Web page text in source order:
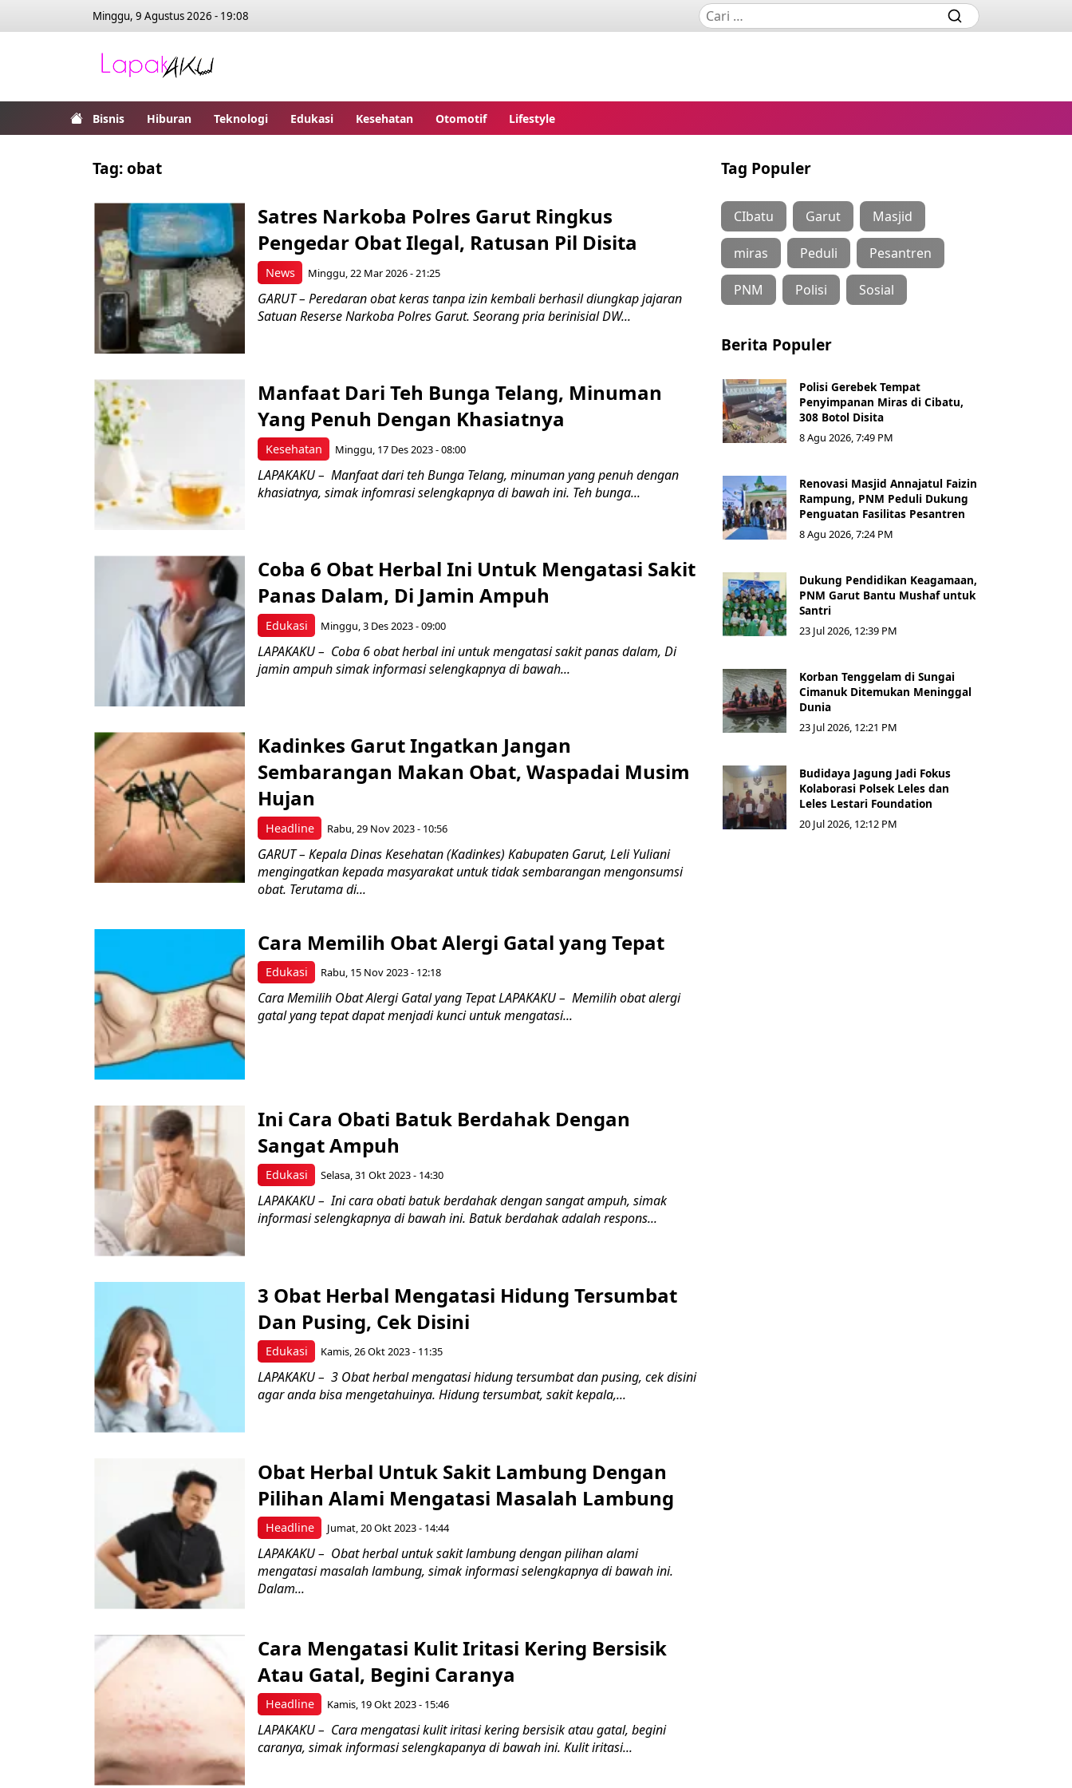
Minggu, 9 Agustus 2026 - 19:08
Bisnis Hiburan Teknologi Edukasi Kesehatan Otomotif Lifestyle
Tag:obat
News
Satres Narkoba Polres Garut Ringkus
Pengedar Obat Ilegal, Ratusan Pil Disita
Minggu, 22 Mar 2026 - 21:25
GARUT – Peredaran obat keras tanpa izin kembali berhasil diungkap jajaran
Satuan Reserse Narkoba Polres Garut. Seorang pria berinisial DW...
Kesehatan
Manfaat Dari Teh Bunga Telang, Minuman
Yang Penuh Dengan Khasiatnya
Minggu, 17 Des 2023 - 08:00
LAPAKAKU – Manfaat dari teh Bunga Telang, minuman yang penuh dengan
khasiatnya, simak infomrasi selengkapnya di bawah ini. Teh bunga...
Edukasi
Coba 6 Obat Herbal Ini Untuk Mengatasi Sakit
Panas Dalam, Di Jamin Ampuh
Minggu, 3 Des 2023 - 09:00
LAPAKAKU – Coba 6 obat herbal ini untuk mengatasi sakit panas dalam, Di
jamin ampuh simak informasi selengkapnya di bawah...
Headline
Kadinkes Garut Ingatkan Jangan
Sembarangan Makan Obat, Waspadai Musim
Hujan
Rabu, 29 Nov 2023 - 10:56
GARUT – Kepala Dinas Kesehatan (Kadinkes) Kabupaten Garut, Leli Yuliani
mengingatkan kepada masyarakat untuk tidak sembarangan mengonsumsi
obat. Terutama di...
Edukasi
Cara Memilih Obat Alergi Gatal yang Tepat
Rabu, 15 Nov 2023 - 12:18
Cara Memilih Obat Alergi Gatal yang Tepat LAPAKAKU – Memilih obat alergi
gatal yang tepat dapat menjadi kunci untuk mengatasi...
Edukasi
Ini Cara Obati Batuk Berdahak Dengan
Sangat Ampuh
Selasa, 31 Okt 2023 - 14:30
LAPAKAKU – Ini cara obati batuk berdahak dengan sangat ampuh, simak
informasi selengkapnya di bawah ini. Batuk berdahak adalah respons...
Edukasi
3 Obat Herbal Mengatasi Hidung Tersumbat
Dan Pusing, Cek Disini
Kamis, 26 Okt 2023 - 11:35
LAPAKAKU – 3 Obat herbal mengatasi hidung tersumbat dan pusing, cek disini
agar anda bisa mengetahuinya. Hidung tersumbat, sakit kepala,...
Headline
Obat Herbal Untuk Sakit Lambung Dengan
Pilihan Alami Mengatasi Masalah Lambung
Jumat, 20 Okt 2023 - 14:44
LAPAKAKU – Obat herbal untuk sakit lambung dengan pilihan alami
mengatasi masalah lambung, simak informasi selengkapnya di bawah ini.
Dalam...
Headline
Cara Mengatasi Kulit Iritasi Kering Bersisik
Atau Gatal, Begini Caranya
Kamis, 19 Okt 2023 - 15:46
LAPAKAKU – Cara mengatasi kulit iritasi kering bersisik atau gatal, begini
caranya, simak informasi selengkapanya di bawah ini. Kulit iritasi...
Tag Populer
CIbatu Garut Masjid
miras Peduli Pesantren
PNM Polisi Sosial
Berita Populer
Polisi Gerebek Tempat
Penyimpanan Miras di Cibatu,
308 Botol Disita
8 Agu 2026, 7:49 PM
Renovasi Masjid Annajatul Faizin
Rampung, PNM Peduli Dukung
Penguatan Fasilitas Pesantren
8 Agu 2026, 7:24 PM
Dukung Pendidikan Keagamaan,
PNM Garut Bantu Mushaf untuk
Santri
23 Jul 2026, 12:39 PM
Korban Tenggelam di Sungai
Cimanuk Ditemukan Meninggal
Dunia
23 Jul 2026, 12:21 PM
Budidaya Jagung Jadi Fokus
Kolaborasi Polsek Leles dan
Leles Lestari Foundation
20 Jul 2026, 12:12 PM